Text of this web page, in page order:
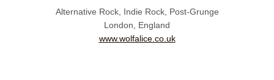
Alternative Rock, Indie Rock, Post-Grunge
London, England
www.wolfalice.co.uk